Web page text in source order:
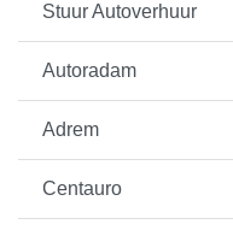
Stuur Autoverhuur
Autoradam
Adrem
Centauro